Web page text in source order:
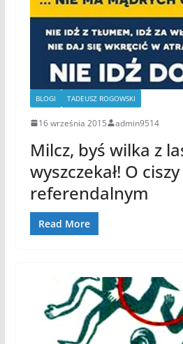
BLOGI TADEUSZ ROGOWSKI
16 września 2015 admin9514
Milcz, byś wilka z
wyszczekał! O
referendalnym
Read More